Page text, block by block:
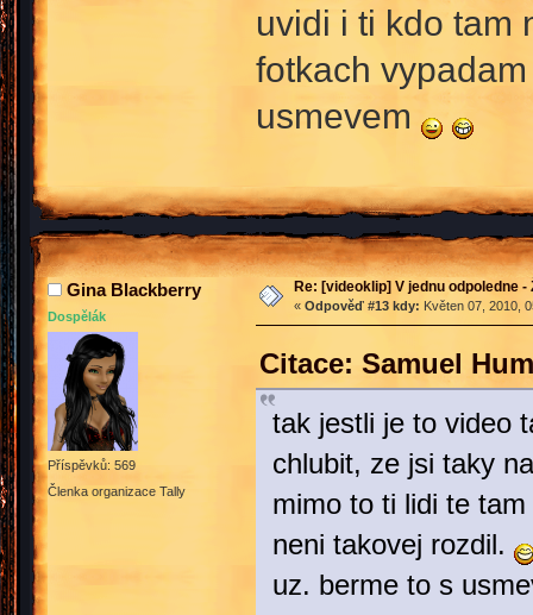
uvidi i ti kdo tam
fotkach
usmevem
Gina Blackberry
Dospělák
Příspěvků: 569
Členka organizace Tally
Re: [videoklip] V jednu odpoledne
« Odpověď #13 kdy: Květen 07, 2010,
Citace: Samuel
tak jestli je to video
chlubit, ze jsi taky
mimo to ti lidi te
neni takovej rozdil.
uz. berme to s